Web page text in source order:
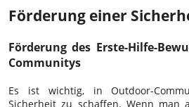
Förderung einer
Förderung des Erste-Hilfe-
Communitys
Es ist wichtig, in Outdoor-
Sicherheit zu schaffen. Wenn man